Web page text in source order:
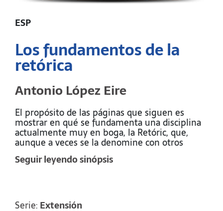
ESP
Los fundamentos de la
retórica
Antonio López Eire
El propósito de las páginas que siguen es
mostrar en qué se fundamenta una disciplina
actualmente muy en boga, la Retóric, que,
aunque a veces se la denomine con otros
nombres más halagadores, sugestivos y de
mayor prestancia social, como, por ejemplo,
bien lo primero o bien lo segundo o bien
Seguir leyendo sinópsis
Serie: Extensión